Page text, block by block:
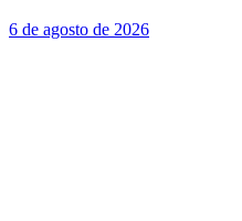
6 de agosto de 2026